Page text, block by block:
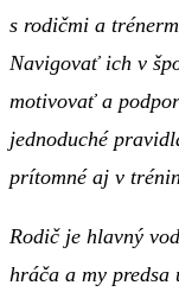
s rodičmi a
Navigovať ich v
motivovať a
jednoduché
prítomné aj v
Rodič je hlavný
hráča a my predsa